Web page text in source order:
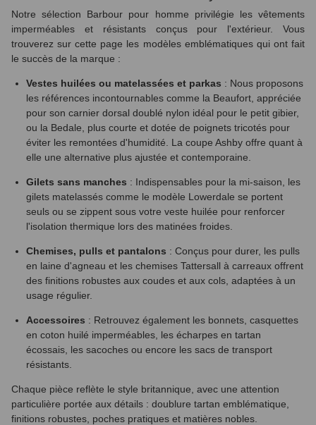
Notre sélection Barbour pour homme privilégie les vêtements
imperméables et résistants conçus pour l'extérieur. Vous
trouverez sur cette page les modèles emblématiques qui ont fait
le succès de la marque :
Vestes huilées ou matelassées et parkas : Nous proposons
les références incontournables comme la Beaufort, appréciée
pour son carnier dorsal doublé nylon idéal pour le petit gibier,
ou la Bedale, plus courte et dotée de poignets tricotés pour
éviter les remontées d'humidité. La coupe Ashby offre quant à
elle une alternative plus ajustée et contemporaine.
Gilets sans manches : Indispensables pour la mi-saison, les
gilets matelassés comme le modèle Lowerdale se portent
seuls ou se zippent sous votre veste huilée pour renforcer
l'isolation thermique lors des matinées froides.
Chemises, pulls et pantalons : Conçus pour durer, les pulls
en laine d'agneau et les chemises Tattersall à carreaux offrent
des finitions robustes aux coudes et aux cols, adaptées à un
usage régulier.
Accessoires : Retrouvez également les bonnets, casquettes
en coton huilé imperméables, les écharpes en tartan
écossais, les sacoches ou encore les sacs de transport
résistants.
Chaque pièce reflète le style britannique, avec une attention
particulière portée aux détails : doublure tartan emblématique,
finitions robustes, poches pratiques et matières nobles.